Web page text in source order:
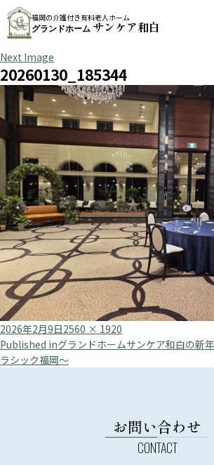
福岡の介護付き有料老人ホーム
グランドホーム サンケア和白
Next Image
20260130_185344
Posted
on
2026年2月9日Full
size
2560 × 1920
投
稿
Published inグランドホームサンケア和白の新
ラシック福岡～
お問い合わせ